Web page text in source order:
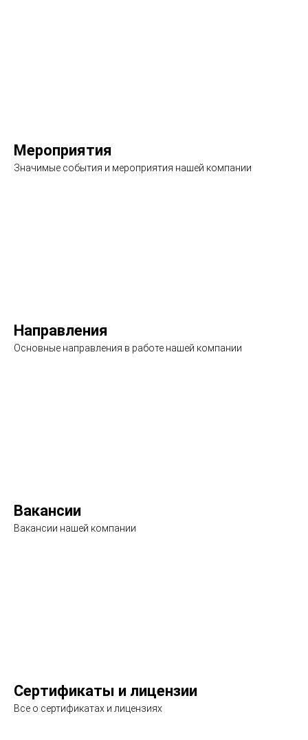
Мероприятия
Значимые события и мероприятия нашей компании
Направления
Основные направления в работе нашей компании
Вакансии
Вакансии нашей компании
Сертификаты и лицензии
Все о сертификатах и лицензиях